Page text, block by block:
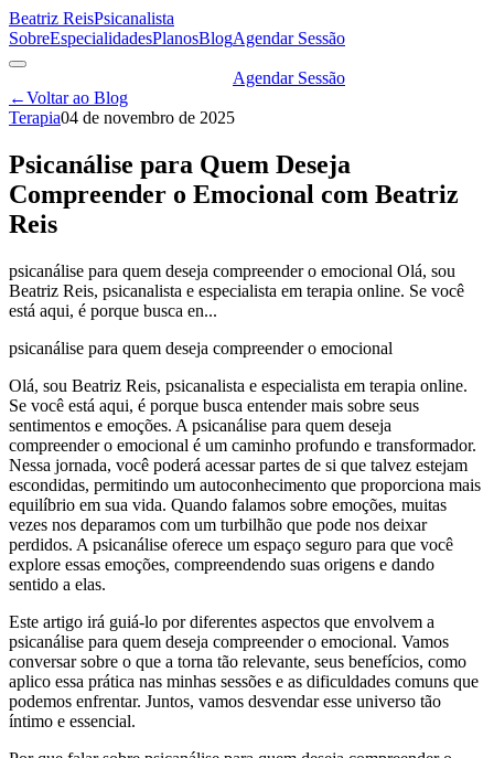
Beatriz ReisPsicanalista
SobreEspecialidadesPlanosBlogAgendar Sessão
Agendar Sessão
←Voltar ao Blog
Terapia04 de novembro de 2025
Psicanálise para Quem Deseja
Compreender o Emocional com Beatriz
Reis
psicanálise para quem deseja compreender o emocional Olá, sou
Beatriz Reis, psicanalista e especialista em terapia online. Se você
está aqui, é porque busca en...
psicanálise para quem deseja compreender o emocional
Olá, sou Beatriz Reis, psicanalista e especialista em terapia online.
Se você está aqui, é porque busca entender mais sobre seus
sentimentos e emoções. A psicanálise para quem deseja
compreender o emocional é um caminho profundo e transformador.
Nessa jornada, você poderá acessar partes de si que talvez estejam
escondidas, permitindo um autoconhecimento que proporciona mais
equilíbrio em sua vida. Quando falamos sobre emoções, muitas
vezes nos deparamos com um turbilhão que pode nos deixar
perdidos. A psicanálise oferece um espaço seguro para que você
explore essas emoções, compreendendo suas origens e dando
sentido a elas.
Este artigo irá guiá-lo por diferentes aspectos que envolvem a
psicanálise para quem deseja compreender o emocional. Vamos
conversar sobre o que a torna tão relevante, seus benefícios, como
aplico essa prática nas minhas sessões e as dificuldades comuns que
podemos enfrentar. Juntos, vamos desvendar esse universo tão
íntimo e essencial.